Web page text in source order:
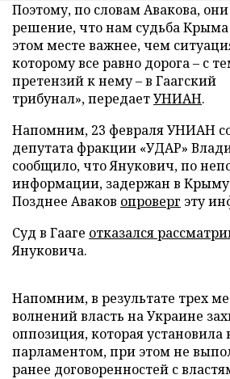
Поэтому, по словам Авакова,
решение, что нам судьба Крыма
этом месте важнее, чем
которому все равно дорога – с
претензий к нему – в Гаагский
трибунал», передаетУНИАН.
Напомним, 23 февраля УНИАН
депутата фракции «УДАР»
сообщило, что Янукович, по
информации, задержан в
Позднее Аваков опроверг эту
Суд в Гааге отказался
Януковича.
Напомним, в результате трех
волнений власть на Украине
оппозиция, которая установила
парламентом, при этом не
ранее договоренностей с